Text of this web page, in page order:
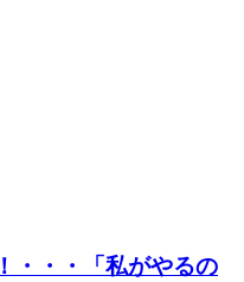
・・「私がやるの